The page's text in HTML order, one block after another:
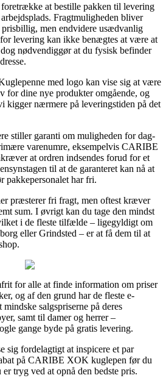
foretrække at bestille pakken til levering
Fragtmuligheden bliver
men endvidere usædvanlig
levering kan ikke benægtes at være at
nødvendiggør at du fysisk befinder
med logo kan vise sig at være
for dine nye produkter omgående, og
kigger nærmere på leveringstiden på det
stiller garanti om muligheden for dag-
varenumre, eksempelvis CARIBE
at ordren indsendes forud for et
til at de garanteret kan nå at
pakkepersonalet har fri.
præsterer fri fragt, men oftest kræver
sum. I øvrigt kan du tage den mindst
i de fleste tilfælde – ligegyldigt om
eller Grindsted – er at få dem til at
for alle at finde information om priser
og af den grund har de fleste e-
salgspriserne på deres
samt til damer og herrer –
gange byde på gratis levering.
sig fordelagtigt at inspicere et par
på CARIBE XOK kuglepen før du
tryg ved at opnå den bedste pris.